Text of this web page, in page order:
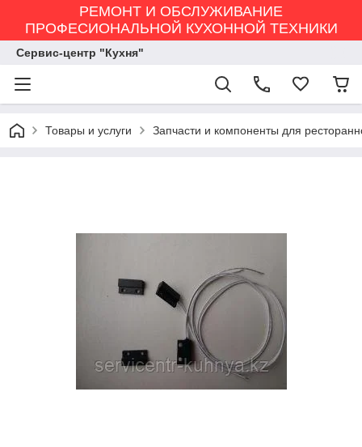
РЕМОНТ И ОБСЛУЖИВАНИЕ
ПРОФЕСИОНАЛЬНОЙ КУХОННОЙ ТЕХНИКИ
Сервис-центр "Кухня"
Товары и услуги Запчасти и компоненты для